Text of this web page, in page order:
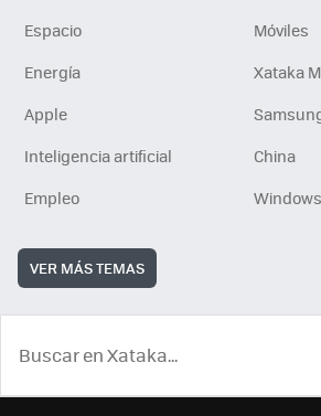
Espacio
Móviles
Energía
Xataka
Apple
Inteligencia artificial
China
Empleo
Windows
VER MÁS TEMAS